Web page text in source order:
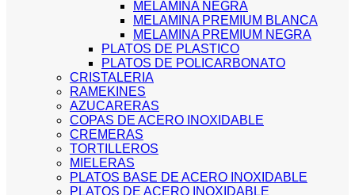
MELAMINA NEGRA
MELAMINA PREMIUM BLANCA
MELAMINA PREMIUM NEGRA
PLATOS DE PLASTICO
PLATOS DE POLICARBONATO
CRISTALERIA
RAMEKINES
AZUCARERAS
COPAS DE ACERO INOXIDABLE
CREMERAS
TORTILLEROS
MIELERAS
PLATOS BASE DE ACERO INOXIDABLE
PLATOS DE ACERO INOXIDABLE